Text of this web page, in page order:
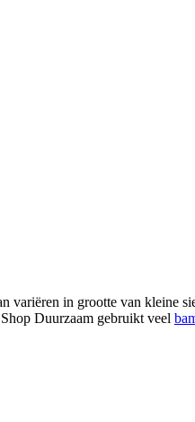
variëren in grootte van kleine
Duurzaam gebruikt veel